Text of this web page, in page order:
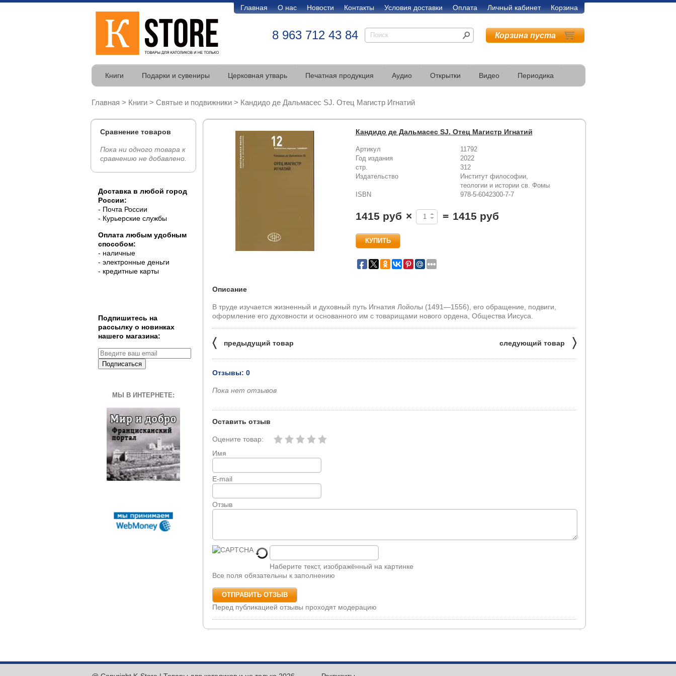
Главная О нас Новости Контакты Условия доставки Оплата Личный кабинет Корзина
8 963 712 43 84 Корзина пуста
Книги Подарки и сувениры Церковная утварь Печатная продукция Аудио Открытки Видео Периодика
Главная > Книги > Святые и подвижники > Кандидо де Дальмасес SJ. Отец Магистр Игнатий
Кандидо де Дальмасес SJ. Отец Магистр Игнатий
Артикул
11792
Год издания
2022
стр.
312
Издательство
Институт философии,
теологии и истории св. Фомы
ISBN
978-5-6042300-7-7
1415 руб × = 1415 руб
Описание
В труде изучается жизненный и духовный путь Игнатия Лойолы (1491—1556), его обращение, подвиги,
оформление его духовности и основанного им с товарищами нового ордена, Общества Иисуса.
〈 предыдущий товар следующий товар 〉
Отзывы: 0
Пока нет отзывов
Оставить отзыв
Оцените товар:
Имя
E-mail
Отзыв
Наберите текст, изображённый на картинке
Все поля обязательны к заполнению
Перед публикацией отзывы проходят модерацию
Сравнение товаров
Пока ни одного товара к
сравнению не добавлено.
Доставка в любой город
России:
- Почта России
- Курьерские службы
Оплата любым удобным
способом:
- наличные
- электронные деньги
- кредитные карты
Подпишитесь на
рассылку о новинках
нашего магазина:
Подписаться
МЫ В ИНТЕРНЕТЕ: